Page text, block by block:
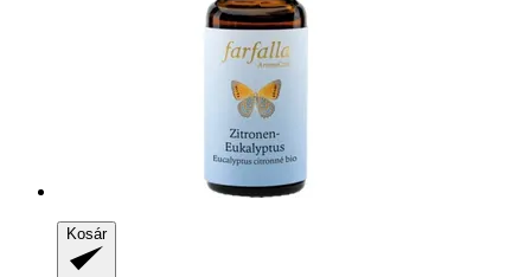
Kosár